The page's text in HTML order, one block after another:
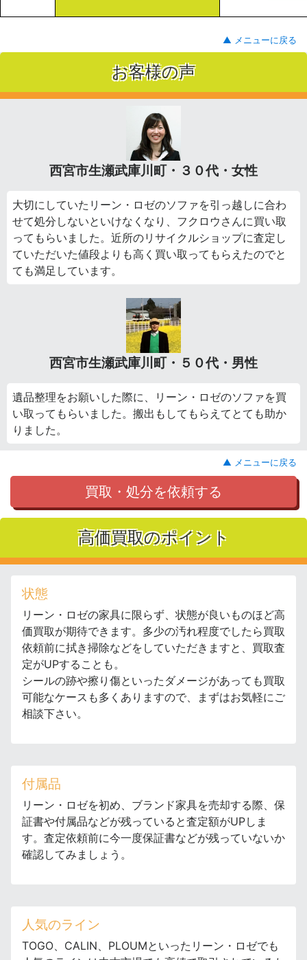
▲ メニューに戻る
お客様の声
西宮市生瀬武庫川町・３０代・女性
大切にしていたリーン・ロゼのソファを引っ越しに合わ
せて処分しないといけなくなり、フクロウさんに買い取
ってもらいました。近所のリサイクルショップに査定し
ていただいた値段よりも高く買い取ってもらえたのでと
ても満足しています。
西宮市生瀬武庫川町・５０代・男性
遺品整理をお願いした際に、リーン・ロゼのソファを買
い取ってもらいました。搬出もしてもらえてとても助か
りました。
▲ メニューに戻る
買取・処分を依頼する
高価買取のポイント
状態
リーン・ロゼの家具に限らず、状態が良いものほど高
価買取が期待できます。多少の汚れ程度でしたら買取
依頼前に拭き掃除などをしていただきますと、買取査
定がUPすることも。
シールの跡や擦り傷といったダメージがあっても買取
可能なケースも多くありますので、まずはお気軽にご
相談下さい。
付属品
リーン・ロゼを初め、ブランド家具を売却する際、保
証書や付属品などが残っていると査定額がUPしま
す。査定依頼前に今一度保証書などが残っていないか
確認してみましょう。
人気のライン
TOGO、CALIN、PLOUMといったリーン・ロゼでも